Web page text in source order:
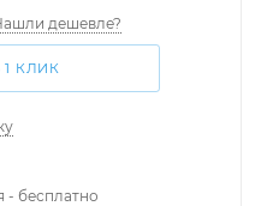
дешевле?
1 КЛИК
- бесплатно